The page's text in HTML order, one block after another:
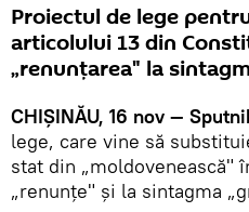
Proiectul de lege
articolului 13 din
„renunțarea" la
CHIȘINĂU, 16 nov —
lege, care vine să
stat din „moldovenească"
„renunțe" și la sintagma